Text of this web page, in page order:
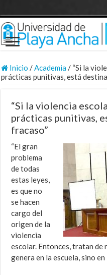
Inicio /Academia/ “Si la
prácticas punitivas, está
“Si la violencia
prácticas punitivas,
fracaso”
“El gran
problema
de todas
estas leyes,
es que no
se hacen
cargo del
origen de la
violencia
escolar. Entonces, tratan de
genera en la escuela, sino